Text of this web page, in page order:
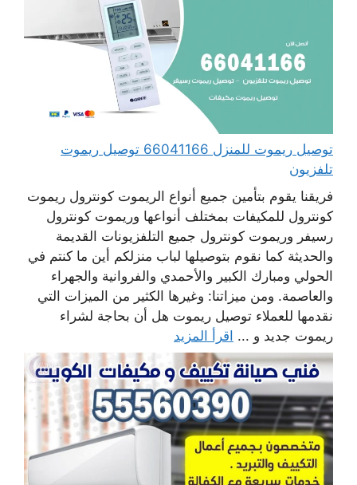
توصيل ريموت للمنزل 66041166 توصيل ريموت
تلفزيون
فريقنا يقوم بتأمين جميع أنواع الريموت كونترول ريموت
كونترول للمكيفات بمختلف أنواعها وريموت كونترول
رسيفر وريموت كونترول جميع التلفزيونات القديمة
والحديثة كما نقوم بتوصيلها لباب منزلكم أين ما كنتم في
الحولي ومبارك الكبير والأحمدي والفروانية والجهراء
والعاصمة. ومن ميزاتنا: وغيرها الكثير من الميزات التي
نقدمها للعملاء توصيل ريموت هل أن بحاجة لشراء
ريموت جديد و ... اقرأ المزيد